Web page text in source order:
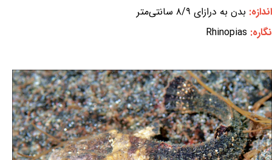
اندازه: بدن به درازای ۸/۹ سانتی‌متر
نگاره: Rhinopias